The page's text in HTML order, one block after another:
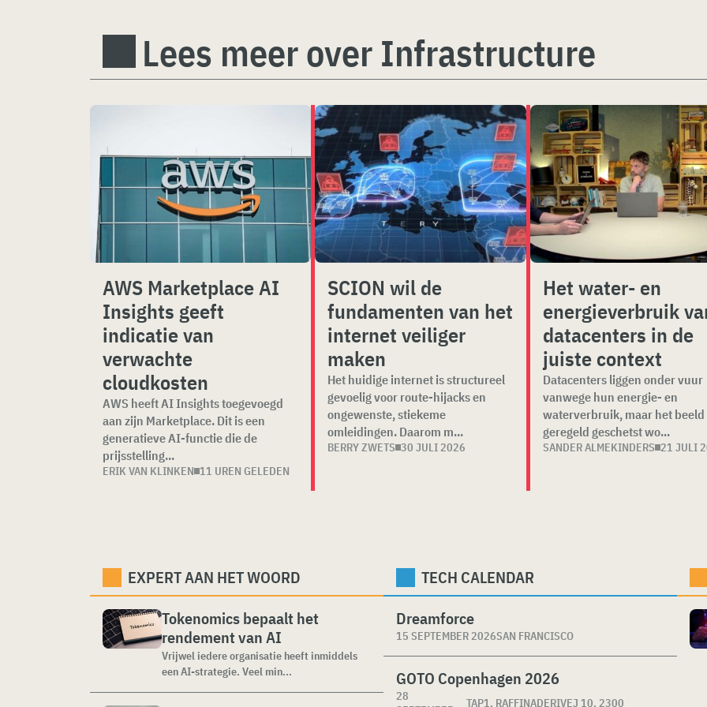
Lees meer over Infrastructure
AWS Marketplace AI
Insights geeft
indicatie van
verwachte
cloudkosten
AWS heeft AI Insights toegevoegd
aan zijn Marketplace. Dit is een
generatieve AI-functie die de
prijsstelling...
ERIK VAN KLINKEN 11 UREN GELEDEN
SCION wil de
fundamenten van het
internet veiliger
maken
Het huidige internet is structureel
gevoelig voor route-hijacks en
ongewenste, stiekeme
omleidingen. Daarom m...
BERRY ZWETS 30 JULI 2026
Het water- en
energieverbruik
datacenters in de
juiste context
Datacenters liggen onder vuur
vanwege hun energie- en
waterverbruik, maar het
geregeld geschetst wo...
SANDER ALMEKINDERS 21 JULI
EXPERT AAN HET WOORD
Tokenomics bepaalt het
rendement van AI
Vrijwel iedere organisatie heeft inmiddels
een AI-strategie. Veel min...
TECH CALENDAR
Dreamforce
15 SEPTEMBER 2026SAN FRANCISCO
GOTO Copenhagen 2026
28
TAP1, RAFFINADERIVEJ 10, 2300